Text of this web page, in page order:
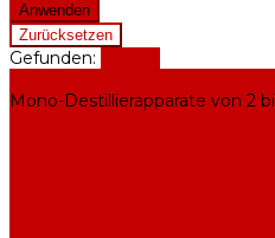
Gefunden:
Mono-Destillierapparate von 2